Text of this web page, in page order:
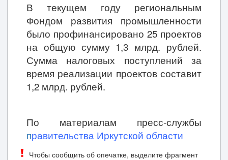
В текущем году региональным
Фондом развития промышленности
было профинансировано 25 проектов
на общую сумму 1,3 млрд. рублей.
Сумма налоговых поступлений за
время реализации проектов составит
1,2 млрд. рублей.
По материалам пресс-службы
правительства Иркутской области
Чтобы сообщить об опечатке, выделите фрагмент